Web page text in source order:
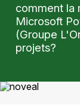
comment la
Microsoft
(Groupe
projets?